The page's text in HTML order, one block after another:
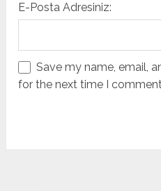
E-Posta Adresiniz:
Save my name, email,
for the next time I